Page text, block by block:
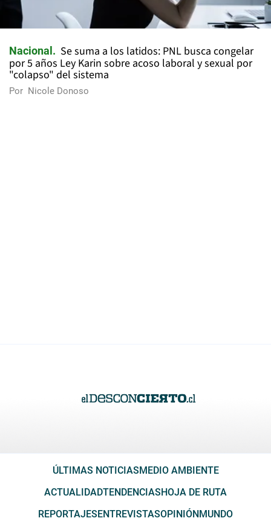
Nacional
Se suma a los latidos: PNL busca congelar
por 5 años Ley Karin sobre acoso laboral y sexual por
"colapso" del sistema
Por Nicole Donoso
ÚLTIMAS NOTICIAS MEDIO AMBIENTE
ACTUALIDADTENDENCIAS HOJA DE RUTA
REPORTAJES ENTREVISTASOPINIÓN MUNDO